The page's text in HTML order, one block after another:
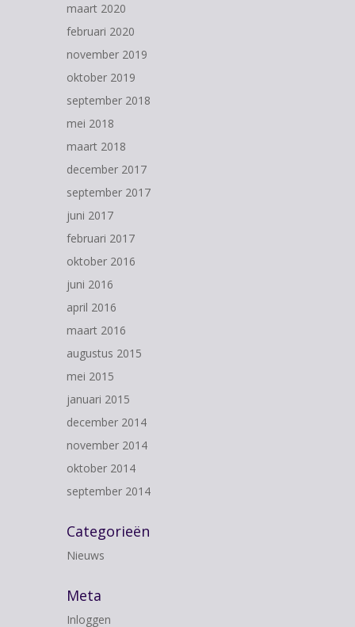
maart 2020
februari 2020
november 2019
oktober 2019
september 2018
mei 2018
maart 2018
december 2017
september 2017
juni 2017
februari 2017
oktober 2016
juni 2016
april 2016
maart 2016
augustus 2015
mei 2015
januari 2015
december 2014
november 2014
oktober 2014
september 2014
Categorieën
Nieuws
Meta
Inloggen